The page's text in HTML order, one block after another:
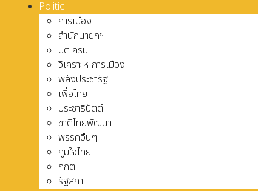
Politic
การเมือง
สำนักนายกฯ
มติ ครม.
วิเคราะห์-การเมือง
พลังประชารัฐ
เพื่อไทย
ประชาธิปัตต์
ชาติไทยพัฒนา
พรรคอื่นๆ
ภูมิใจไทย
กกต.
รัฐสภา